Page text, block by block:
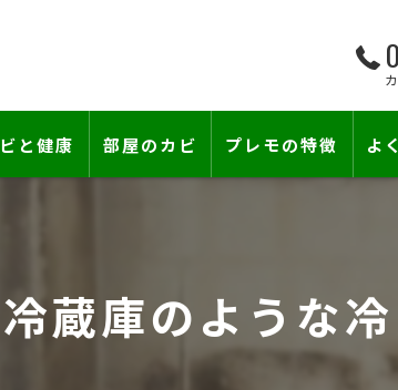
と健康 部屋のカビ
壁紙カビ・壁紙下地のカビ
プレモの特徴
コンクリートのカビ
よ
蔵庫のような